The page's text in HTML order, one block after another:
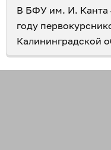
В БФУ им. И. Канта
году
Калининградской